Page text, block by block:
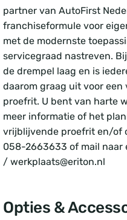
partner van AutoFirst
franchiseformule voor
met de modernste
servicegraad nastreven.
de drempel laag en is
daarom graag uit voor
proefrit. U bent van harte
meer informatie of het
vrijblijvende proefrit en/of
058-2663633 of mail naar
/ werkplaats@eriton.nl
Opties &